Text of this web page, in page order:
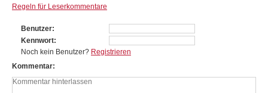
Regeln für Leserkommentare
Benutzer
Kennwort
Noch kein Benutzer? Registrieren
Kommentar